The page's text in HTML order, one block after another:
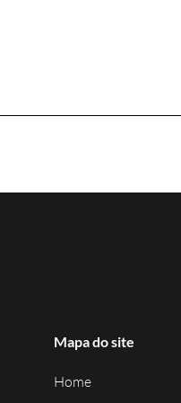
Mapa do site
Home